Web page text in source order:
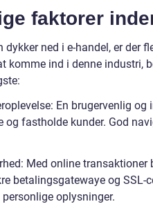
faktorer
dykker ned i e-handel, er der
komme ind i denne industri,
En brugervenlig
og fastholde kunder. God
Med online
betalingsgatewaye og
oplysninger.